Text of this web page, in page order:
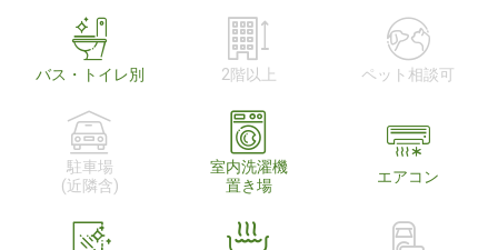
バス・トイレ別 2階以上 ペット相談可
駐車場
(近隣含)
室内洗濯機
置き場
エアコン